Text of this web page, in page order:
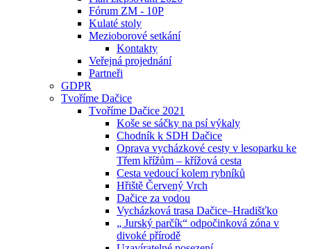
Fórum ZM - 10P
Kulaté stoly
Mezioborové setkání
Kontakty
Veřejná projednání
Partneři
GDPR
Tvoříme Dačice
Tvoříme Dačice 2021
Koše se sáčky na psí výkaly
Chodník k SDH Dačice
Oprava vycházkové cesty v lesoparku ke
Třem křížům – křížová cesta
Cesta vedoucí kolem rybníků
Hřiště Červený Vrch
Dačice za vodou
Vycházková trasa Dačice–Hradišťko
„ Jurský parčík“ odpočinková zóna v
divoké přírodě